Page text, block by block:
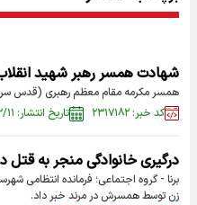
شهادت همسر رهبر شهید
همسر مکرمه مقام معظم رهبری (قدس
کد خبر: ۲۳۱۷۱۸۲
تاریخ انتشار: ۱۴۰۴/۱۲/۱۱
درگیری خانوادگی منجر به قتل
برنا - گروه اجتماعی؛ فرمانده انتظامی
زن توسط همسرش در مرند خبر داد.